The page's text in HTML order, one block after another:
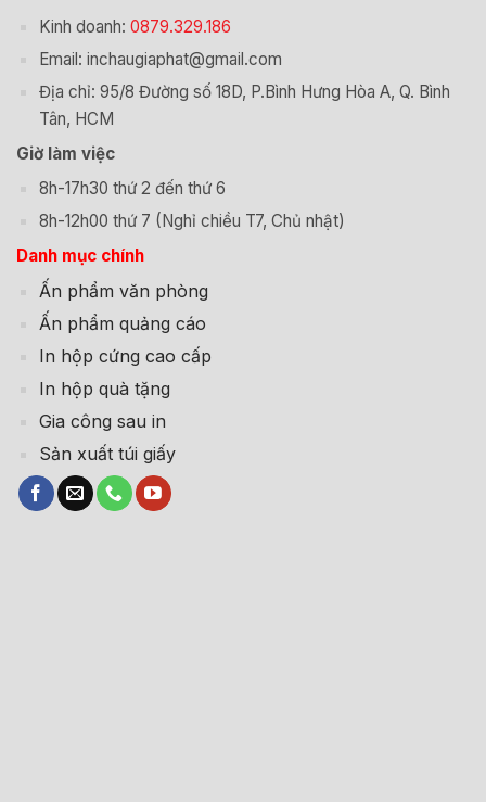
Kinh doanh: 0879.329.186
Email: inchaugiaphat@gmail.com
Địa chỉ: 95/8 Đường số 18D, P.Bình Hưng Hòa A, Q. Bình
Tân, HCM
Giờ làm việc
8h-17h30 thứ 2 đến thứ 6
8h-12h00 thứ 7 (Nghỉ chiều T7, Chủ nhật)
Danh mục chính
Ấn phẩm văn phòng
Ấn phẩm quảng cáo
In hộp cứng cao cấp
In hộp quà tặng
Gia công sau in
Sản xuất túi giấy